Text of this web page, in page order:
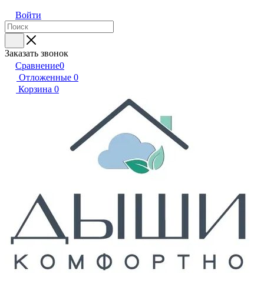
Войти
Заказать звонок
Сравнение0
Отложенные 0
Корзина 0